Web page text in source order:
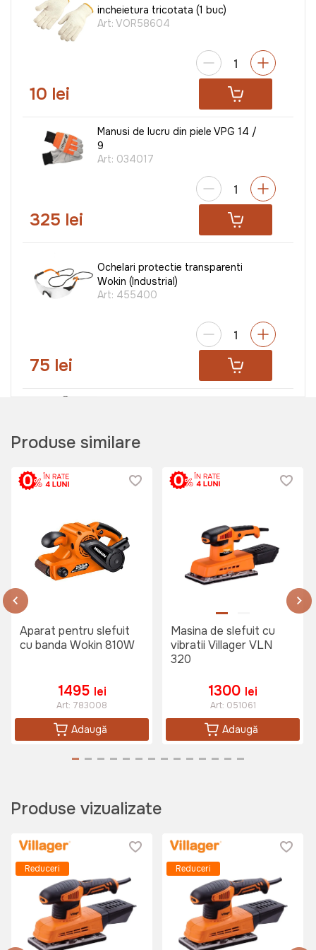
incheietura tricotata (1 buc)
Art: VOR58604
10 lei
Manusi de lucru din piele VPG 14 /
9
Art: 034017
325 lei
Ochelari protectie transparenti
Wokin (Industrial)
Art: 455400
75 lei
250 lei
Salopeta de lucru Wokin XL
Art:452905
515 lei
Combinezon de lucru Wokin XL
Art:
Micul Fermier
15 lei
Produse similare
Aparat pentru slefuit
cu banda Wokin 810W
1495 lei
Art: 783008
Adaugă
Masina de slefuit cu
vibratii Villager VLN
320
1300 lei
Art: 051061
Adaugă
Produse vizualizate
Reduceri Reduceri